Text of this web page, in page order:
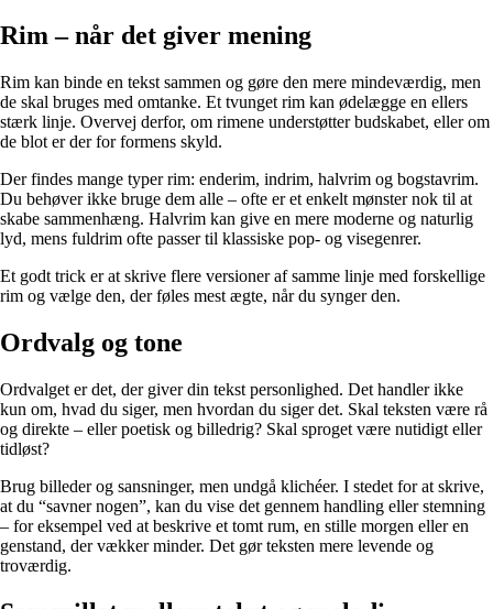
Rim – når det giver mening
Rim kan binde en tekst sammen og gøre den mere mindeværdig, men
de skal bruges med omtanke. Et tvunget rim kan ødelægge en ellers
stærk linje. Overvej derfor, om rimene understøtter budskabet, eller om
de blot er der for formens skyld.
Der findes mange typer rim: enderim, indrim, halvrim og bogstavrim.
Du behøver ikke bruge dem alle – ofte er et enkelt mønster nok til at
skabe sammenhæng. Halvrim kan give en mere moderne og naturlig
lyd, mens fuldrim ofte passer til klassiske pop- og visegenrer.
Et godt trick er at skrive flere versioner af samme linje med forskellige
rim og vælge den, der føles mest ægte, når du synger den.
Ordvalg og tone
Ordvalget er det, der giver din tekst personlighed. Det handler ikke
kun om, hvad du siger, men hvordan du siger det. Skal teksten være rå
og direkte – eller poetisk og billedrig? Skal sproget være nutidigt eller
tidløst?
Brug billeder og sansninger, men undgå klichéer. I stedet for at skrive,
at du “savner nogen”, kan du vise det gennem handling eller stemning
– for eksempel ved at beskrive et tomt rum, en stille morgen eller en
genstand, der vækker minder. Det gør teksten mere levende og
troværdig.